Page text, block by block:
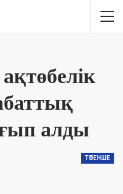
алды
ТӨТЕНШЕ